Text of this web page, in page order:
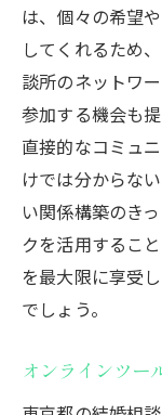
は、個々の希望
してくれるため
談所のネットワ
参加する機会も
直接的なコミュ
けでは分からな
い関係構築のき
クを活用するこ
を最大限に享受
でしょう。
オンラインツー